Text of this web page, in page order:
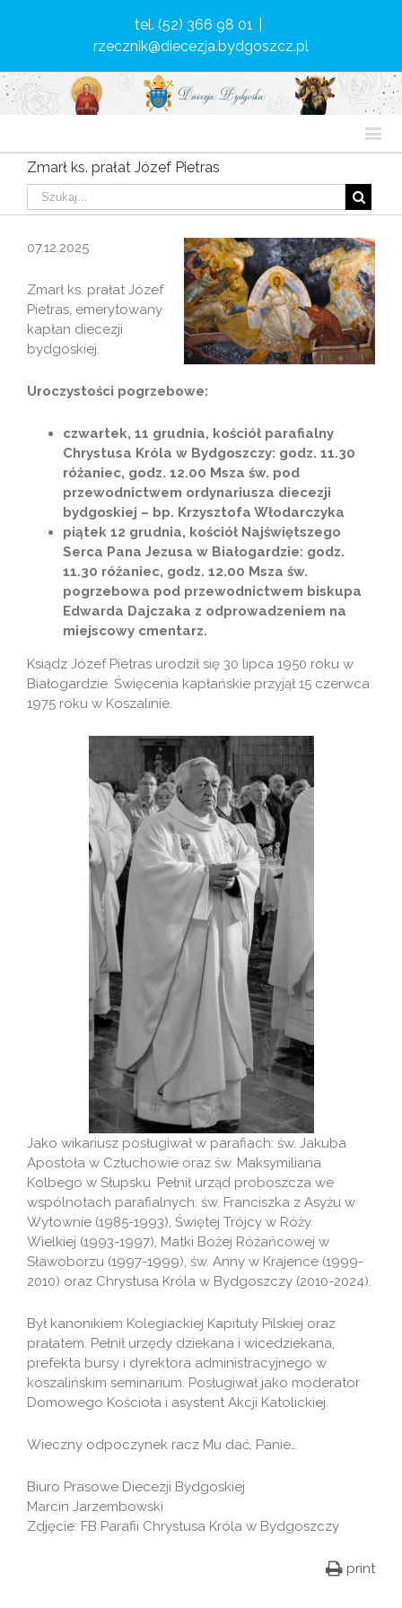
tel. (52) 366 98 01
rzecznik@diecezja.bydgoszcz.pl
Zmarł ks. prałat Józef Pietras
07.12.2025
Zmarł ks. prałat Józef
Pietras, emerytowany
kapłan diecezji
bydgoskiej.
Uroczystości pogrzebowe:
czwartek, 11 grudnia, kościół parafialny
Chrystusa Króla w Bydgoszczy: godz. 11.30
różaniec, godz. 12.00 Msza św. pod
przewodnictwem ordynariusza diecezji
bydgoskiej – bp. Krzysztofa Włodarczyka
piątek 12 grudnia, kościół Najświętszego
Serca Pana Jezusa w Białogardzie: godz.
11.30 różaniec, godz. 12.00 Msza św.
pogrzebowa pod przewodnictwem biskupa
Edwarda Dajczaka z odprowadzeniem na
miejscowy cmentarz.
Ksiądz Józef Pietras urodził się 30 lipca 1950 roku w
Białogardzie. Święcenia kapłańskie przyjął 15 czerwca
1975 roku w Koszalinie.
Jako wikariusz posługiwał w parafiach: św. Jakuba
Apostoła w Człuchowie oraz św. Maksymiliana
Kolbego w Słupsku. Pełnił urząd proboszcza we
wspólnotach parafialnych: św. Franciszka z Asyżu w
Wytownie (1985-1993), Świętej Trójcy w Róży
Wielkiej (1993-1997), Matki Bożej Różańcowej w
Sławoborzu (1997-1999), św. Anny w Krajence (1999-
2010) oraz Chrystusa Króla w Bydgoszczy (2010-2024).
Był kanonikiem Kolegiackiej Kapituły Pilskiej oraz
prałatem. Pełnił urzędy dziekana i wicedziekana,
prefekta bursy i dyrektora administracyjnego w
koszalińskim seminarium. Posługiwał jako moderator
Domowego Kościoła i asystent Akcji Katolickiej.
Wieczny odpoczynek racz Mu dać, Panie…
Biuro Prasowe Diecezji Bydgoskiej
Marcin Jarzembowski
Zdjęcie: FB Parafii Chrystusa Króla w Bydgoszczy
print